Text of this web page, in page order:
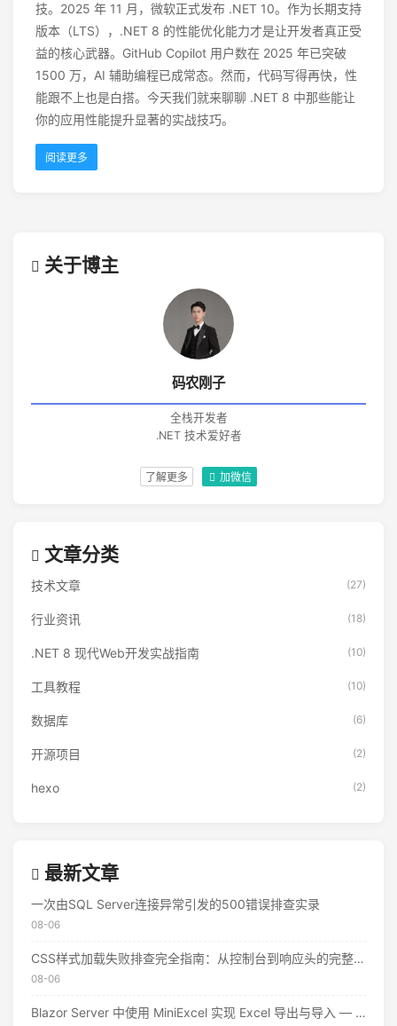
技。2025 年 11 月，微软正式发布 .NET 10。作为长期支持
版本（LTS），.NET 8 的性能优化能力才是让开发者真正受
益的核心武器。GitHub Copilot 用户数在 2025 年已突破
1500 万，AI 辅助编程已成常态。然而，代码写得再快，性
能跟不上也是白搭。今天我们就来聊聊 .NET 8 中那些能让
你的应用性能提升显著的实战技巧。
阅读更多
关于博主
码农刚子
全栈开发者
.NET 技术爱好者
了解更多 加微信
文章分类
技术文章 (27)
行业资讯 (18)
.NET 8 现代Web开发实战指南 (10)
工具教程 (10)
数据库 (6)
开源项目 (2)
hexo (2)
最新文章
一次由SQL Server连接异常引发的500错误排查实录
08-06
CSS样式加载失败排查完全指南：从控制台到响应头的完整思路
08-06
Blazor Server 中使用 MiniExcel 实现 Excel 导出与导入 — 实战教程